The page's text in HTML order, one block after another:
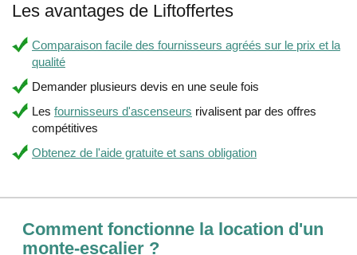
Les avantages de Liftoffertes
Comparaison facile des fournisseurs agréés sur le prix et la
qualité
Demander plusieurs devis en une seule fois
Les fournisseurs d'ascenseurs rivalisent par des offres
compétitives
Obtenez de l'aide gratuite et sans obligation
Comment fonctionne la location d'un
monte-escalier ?